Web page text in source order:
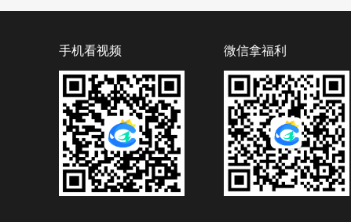
手机看视频 微信拿福利